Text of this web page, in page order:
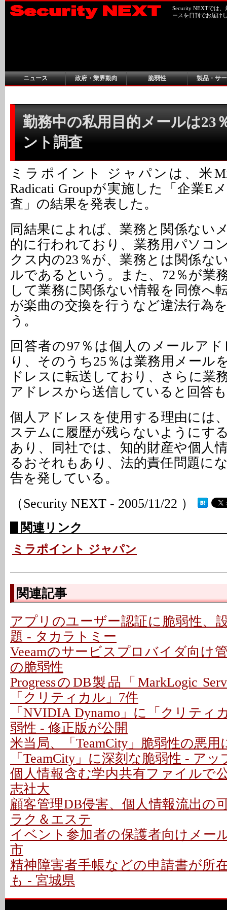
Security NEXTでは
ースを日刊でお届け
ニュース 政府・業界動向 脆弱性 製品・サ
勤務中の私用目的メールは23
ント調査
ミラポイント ジャパンは、米
Radicati Groupが実施した「企業E
査」の結果を発表した。
同結果によれば、業務と関係ない
的に行われており、業務用パソコ
クス内の23％が、業務とは関係な
ルであるという。また、72％が業
して業務に関係ない情報を同僚へ
が楽曲の交換を行うなど違法行為
う。
回答者の97％は個人のメールア
り、そのうち25％は業務用メール
ドレスに転送しており、さらに業
アドレスから送信していると回答
個人アドレスを使用する理由には
ステムに履歴が残らないようにす
あり、同社では、知的財産や個人
るおそれもあり、法的責任問題に
告を発している。
（Security NEXT - 2005/11/22 ）
関連リンク
ミラポイント ジャパン
関連記事
アプリのユーザー認証に脆弱性、
題 - タカラトミー
Veeamのサービスプロバイダ向け
の脆弱性
ProgressのDB製品「MarkLogic
「クリティカル」7件
「NVIDIA Dynamo」に「クリティ
弱性 - 修正版が公開
米当局、「TeamCity」脆弱性の悪用
「TeamCity」に深刻な脆弱性 - ア
個人情報含む学内共有ファイルで
志社大
顧客管理DB侵害、個人情報流出の
ラク＆エステ
イベント参加者の保護者向けメー
市
精神障害者手帳などの申請書が所
も - 宮城県